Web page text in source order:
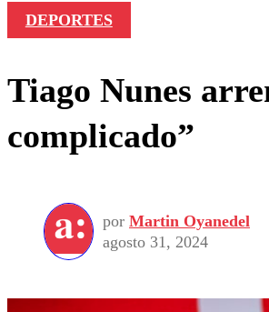
DEPORTES
Tiago Nunes
complicado”
por Martin Oyanedel
agosto 31, 2024